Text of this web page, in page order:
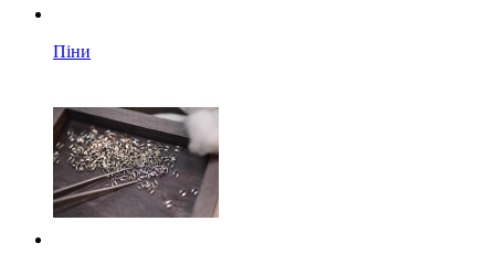
Піни